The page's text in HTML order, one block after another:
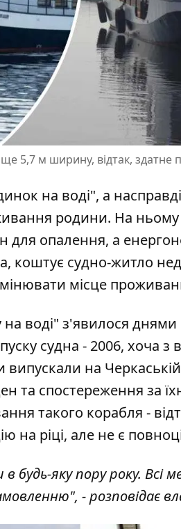
5,7 м ширину, відтак,
на воді", а
родини. На
опалення, а
коштує судно-житло
місце
воді" з'явилося
судна - 2006, хоча з
випускали на
та спостереження за
такого корабля -
на ріці, але не є
яку пору року. Всі
- розповідає